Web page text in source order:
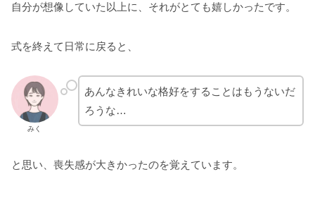
自分が想像していた以上に、それがとても嬉しかったです。
式を終えて日常に戻ると、
みく
あんなきれいな格好をすることはもうないだ
ろうな…
と思い、喪失感が大きかったのを覚えています。